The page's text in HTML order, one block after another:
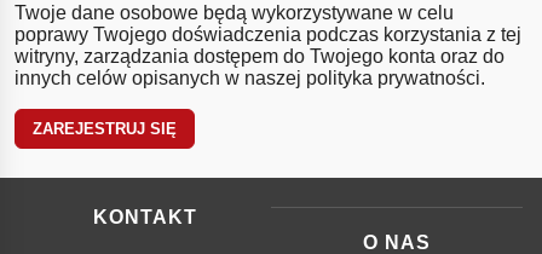
Twoje dane osobowe będą wykorzystywane w celu
poprawy Twojego doświadczenia podczas korzystania z tej
witryny, zarządzania dostępem do Twojego konta oraz do
innych celów opisanych w naszej polityka prywatności.
ZAREJESTRUJ SIĘ
KONTAKT
O NAS